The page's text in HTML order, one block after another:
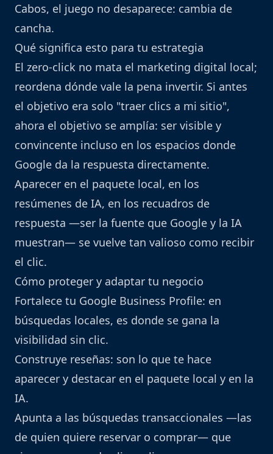
Cabos, el juego no desaparece: cambia de
cancha.
Qué significa esto para tu estrategia
El zero-click no mata el marketing digital local;
reordena dónde vale la pena invertir. Si antes
el objetivo era solo "traer clics a mi sitio",
ahora el objetivo se amplía: ser visible y
convincente incluso en los espacios donde
Google da la respuesta directamente.
Aparecer en el paquete local, en los
resúmenes de IA, en los recuadros de
respuesta —ser la fuente que Google y la IA
muestran— se vuelve tan valioso como recibir
el clic.
Cómo proteger y adaptar tu negocio
Fortalece tu Google Business Profile: en
búsquedas locales, es donde se gana la
visibilidad sin clic.
Construye reseñas: son lo que te hace
aparecer y destacar en el paquete local y en la
IA.
Apunta a las búsquedas transaccionales —las
de quien quiere reservar o comprar— que